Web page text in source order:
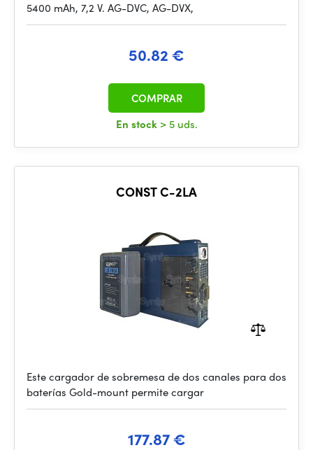
5400 mAh, 7,2 V. AG-DVC, AG-DVX,
50.82 €
En stock > 5 uds.
COMPRAR
CONST C-2LA
Este cargador de sobremesa de dos canales para dos
baterías Gold-mount permite cargar
177.87 €